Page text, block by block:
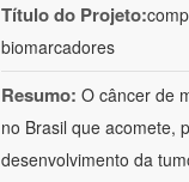
Título do Projeto:
biomarcadores
Resumo: O câncer de
no Brasil que acomete,
desenvolvimento da